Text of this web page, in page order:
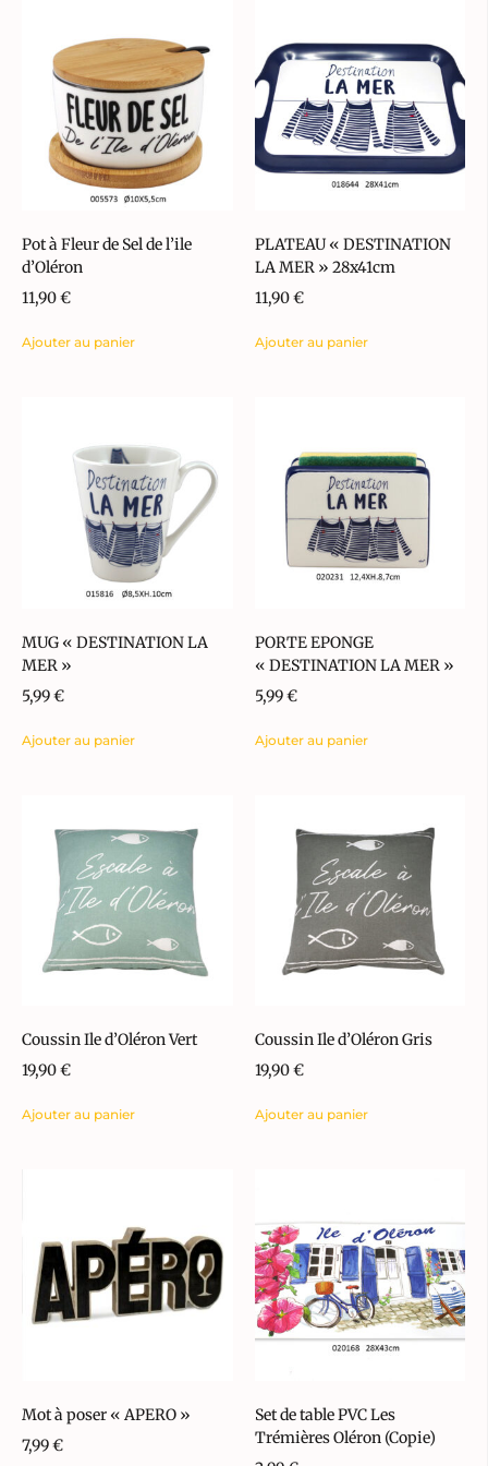
Pot à Fleur de Sel de l’ile
d’Oléron
11,90€
Ajouter au panier
PLATEAU « DESTINATION
LA MER » 28x41cm
11,90€
Ajouter au panier
MUG « DESTINATION LA
MER »
5,99€
Ajouter au panier
PORTE EPONGE
« DESTINATION LA MER »
5,99€
Ajouter au panier
Coussin Ile d’Oléron Vert
19,90€
Ajouter au panier
Coussin Ile d’Oléron Gris
19,90€
Ajouter au panier
Mot à poser « APERO »
7,99€
Set de table PVC Les
Trémières Oléron (Copie)